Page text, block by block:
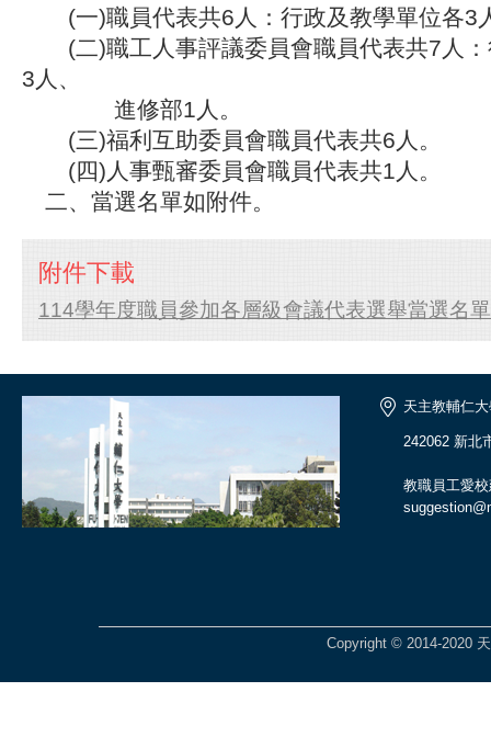
(一)職員代表共6人：行政及教學單位各3
(二)職工人事評議委員會職員代表共7人：
3人、
進修部1人。
(三)福利互助委員會職員代表共6人。
(四)人事甄審委員會職員代表共1人。
二、當選名單如附件。
附件下載
114學年度職員參加各層級會議代表選舉當選名
天主教輔仁
242062 新北
教職員工愛
Copyright © 2014-2020